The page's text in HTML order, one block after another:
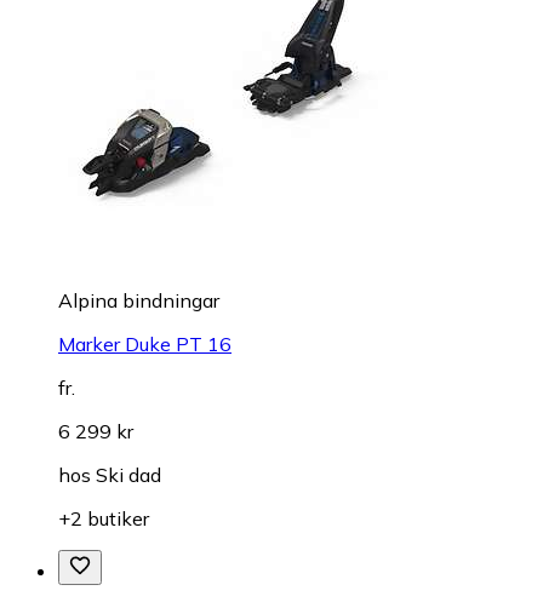
Alpina bindningar
Marker Duke PT 16
fr.
6 299 kr
hos Ski dad
+2 butiker